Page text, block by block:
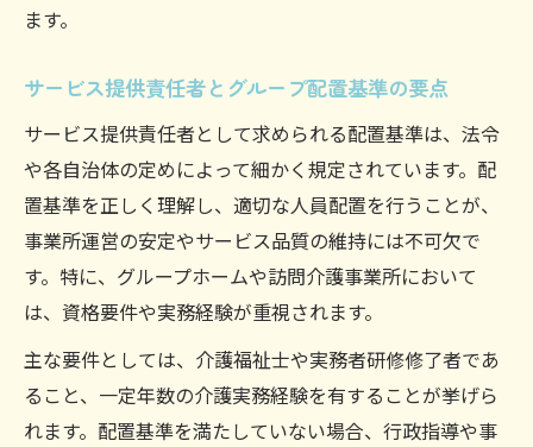
ます。
サービス提供責任者とグループ配置基準の要点
サービス提供責任者として求められる配置基準は、法令
や各自治体の定めによって細かく規定されています。配
置基準を正しく理解し、適切な人員配置を行うことが、
事業所運営の安定やサービス品質の維持には不可欠で
す。特に、グループホームや訪問介護事業所において
は、資格要件や実務経験が重視されます。
主な要件としては、介護福祉士や実務者研修修了者であ
ること、一定年数の介護実務経験を有することが挙げら
れます。配置基準を満たしていない場合、行政指導や事